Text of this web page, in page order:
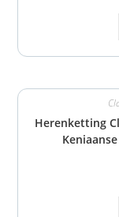
Herenketting